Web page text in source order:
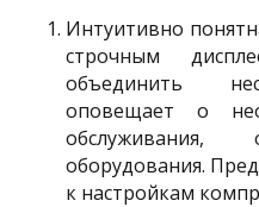
Интуитивно
строчным
объединить
оповещает о
оборудования.
к настройкам